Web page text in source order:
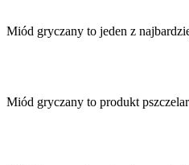
Miód gryczany to jeden z
Miód gryczany to produkt